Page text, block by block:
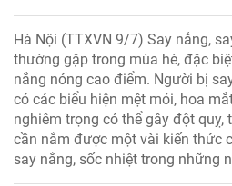
Hà Nội (TTXVN 9/7) Say nắng,
thường gặp trong mùa hè, đặc
nắng nóng cao điểm. Người bị
có các biểu hiện mệt mỏi, hoa
nghiêm trọng có thể gây đột quỵ,
cần nắm được một vài kiến thức
say nắng, sốc nhiệt trong những